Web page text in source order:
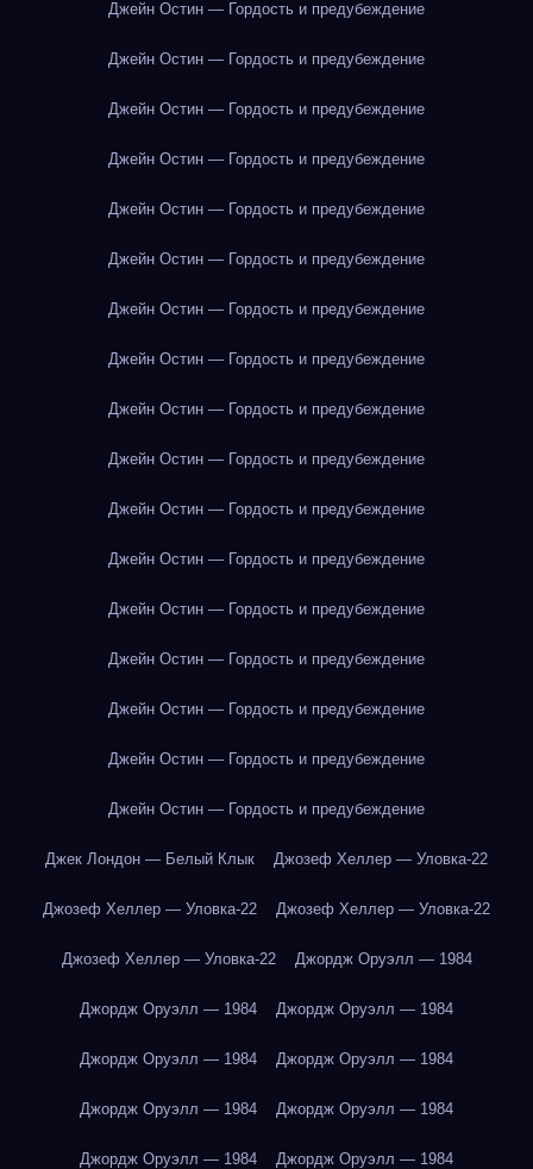
Джейн Остин — Гордость и предубеждение
Джейн Остин — Гордость и предубеждение
Джейн Остин — Гордость и предубеждение
Джейн Остин — Гордость и предубеждение
Джейн Остин — Гордость и предубеждение
Джейн Остин — Гордость и предубеждение
Джейн Остин — Гордость и предубеждение
Джейн Остин — Гордость и предубеждение
Джейн Остин — Гордость и предубеждение
Джейн Остин — Гордость и предубеждение
Джейн Остин — Гордость и предубеждение
Джейн Остин — Гордость и предубеждение
Джейн Остин — Гордость и предубеждение
Джейн Остин — Гордость и предубеждение
Джейн Остин — Гордость и предубеждение
Джейн Остин — Гордость и предубеждение
Джейн Остин — Гордость и предубеждение
Джек Лондон — Белый Клык Джозеф Хеллер — Уловка-22
Джозеф Хеллер — Уловка-22 Джозеф Хеллер — Уловка-22
Джозеф Хеллер — Уловка-22 Джордж Оруэлл — 1984
Джордж Оруэлл — 1984 Джордж Оруэлл — 1984
Джордж Оруэлл — 1984 Джордж Оруэлл — 1984
Джордж Оруэлл — 1984 Джордж Оруэлл — 1984
Джордж Оруэлл — 1984 Джордж Оруэлл — 1984